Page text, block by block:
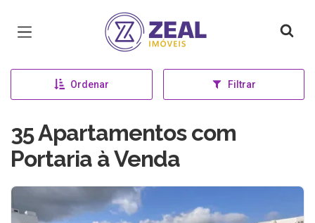
Página inicial
Ordenar Filtrar
35 Apartamentos com
Portaria à Venda